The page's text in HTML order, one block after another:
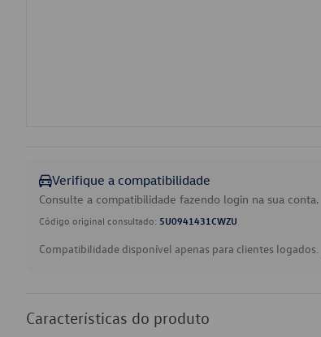
Verifique a compatibilidade
Consulte a compatibilidade fazendo login na sua conta.
Código original consultado: 5U0941431CWZU
Compatibilidade disponível apenas para clientes logados.
Características do produto